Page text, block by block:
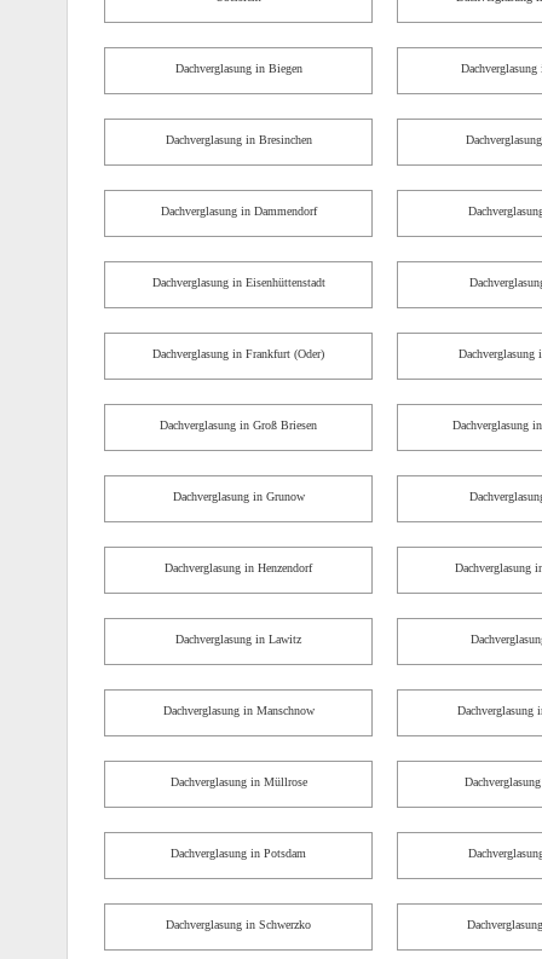
Dachverglasung in Biegen
Dachverglasung in Bresinchen
Dachverglasung in Dammendorf
Dachverglasung in Eisenhüttenstadt
Dachverglasung in Frankfurt (Oder) Dachverglasung
Dachverglasung in Groß Briesen Dachverglasung
Dachverglasung in Grunow
Dachverglasung in Henzendorf Dachverglasung
Dachverglasung in Lawitz
Dachverglasung in Manschnow Dachverglasung
Dachverglasung in Müllrose
Dachverglasung in Potsdam
Dachverglasung in Schwerzko